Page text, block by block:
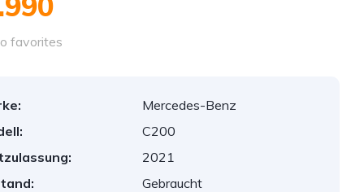
favorites
Mercedes-Benz
C200
2021
Gebraucht